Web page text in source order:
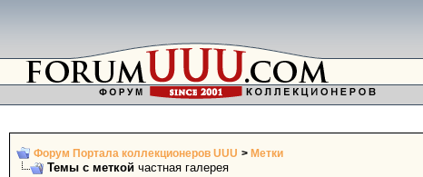
Форум Портала коллекционеров UUU > Метки
Темы с меткой частная галерея